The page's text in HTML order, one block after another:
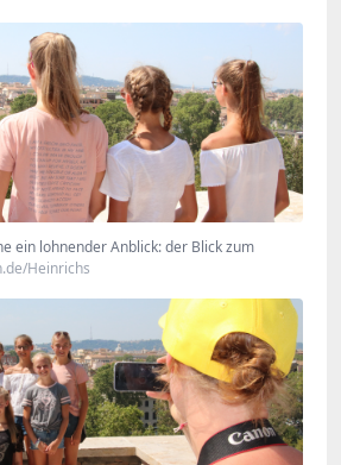
ein lohnender Anblick: der Blick zum
Heinrichs